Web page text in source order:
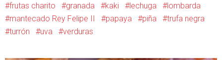
frutas charito
granada kaki lechuga
lombarda
mantecado Rey Felipe II
papaya piña
trufa negra
turrón
uva verduras